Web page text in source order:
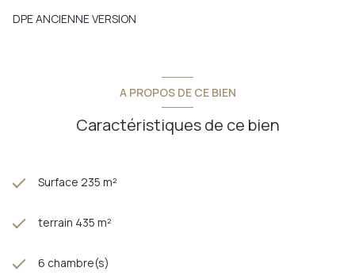
DPE ANCIENNE VERSION
A PROPOS DE CE BIEN
Caractéristiques de ce bien
Surface 235 m²
terrain 435 m²
6 chambre(s)